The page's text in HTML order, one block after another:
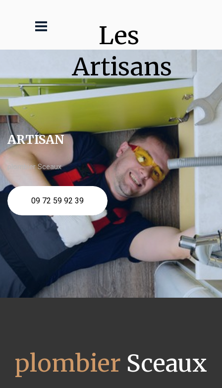
Les
Artisans
ARTISAN
plombier Sceaux
09 72 59 92 39
plombier Sceaux